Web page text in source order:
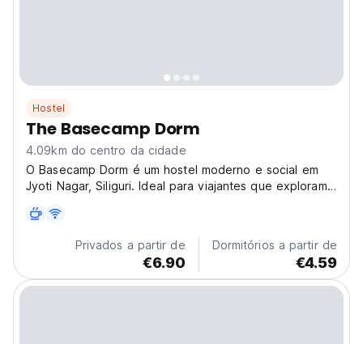
Hostel
The Basecamp Dorm
4.09km do centro da cidade
O Basecamp Dorm é um hostel moderno e social em
Jyoti Nagar, Siliguri. Ideal para viajantes que exploram
(Auto-translated from original language)
Privados a partir de
€6.90
Dormitórios a partir de
€4.59